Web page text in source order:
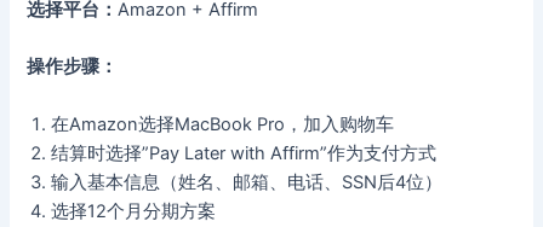
选择平台：Amazon + Affirm
操作步骤：
在Amazon选择MacBook Pro，加入购物车
结算时选择”Pay Later with Affirm”作为支付方式
输入基本信息（姓名、邮箱、电话、SSN后4位）
选择12个月分期方案